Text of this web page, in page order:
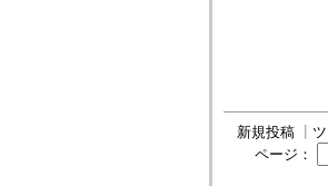
新規投稿
ページ：